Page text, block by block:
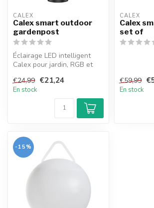
CALEX
Calex smart outdoor
gardenpost
Éclairage LED intelligent
Calex pour jardin, RGB et
Ha...
€24,99 €21,24
En stock
CALEX
Calex
set of
€59,99
En stock
-15%